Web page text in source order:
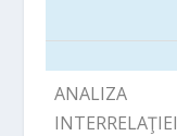
Titlu proiect
ANALIZA
INTERRELAŢIEI